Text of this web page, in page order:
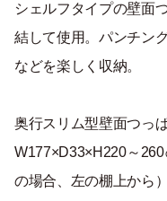
シェルフタイプの壁面
結して使用。パンチン
などを楽しく収納。
奥行スリム型壁面つっ
W177×D33×H220～
の場合、左の棚上から）